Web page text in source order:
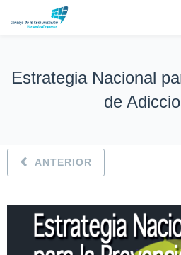
Estrategia Nacional
de
ANTERIOR